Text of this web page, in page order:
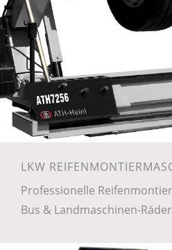
LKW
Professionelle
Bus & Landmaschinen-Räder